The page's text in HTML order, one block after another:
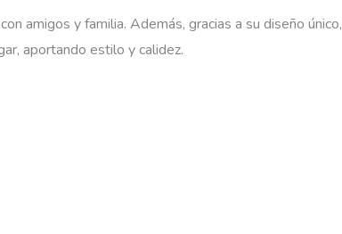
amigos y familia. Además, gracias a su diseño único,
aportando estilo y calidez.